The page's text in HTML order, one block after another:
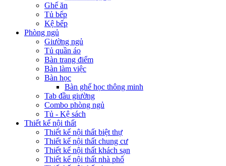
Ghế ăn
Tủ bếp
Kệ bếp
Phòng ngủ
Giường ngủ
Tủ quần áo
Bàn trang điểm
Bàn làm việc
Bàn học
Bàn ghế học thông minh
Tab đầu giường
Combo phòng ngủ
Tủ - Kệ sách
Thiết kế nội thất
Thiết kế nội thất biệt thự
Thiết kế nội thất chung cư
Thiết kế nội thất khách sạn
Thiết kế nội thất nhà phố